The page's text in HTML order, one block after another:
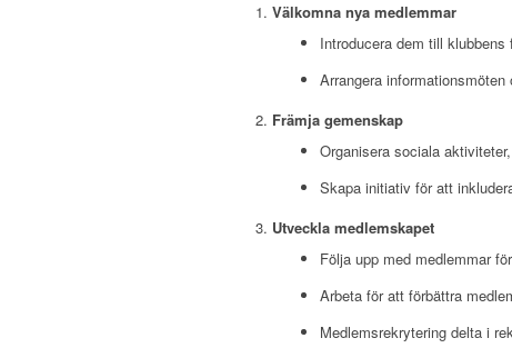
Välkomna nya medlemmar
Introducera dem till
Arrangera
Främja gemenskap
Organisera sociala
Skapa initiativ för att
Utveckla medlemskapet
Följa upp med medlemmar
Arbeta för att förbättra
Medlemsrekrytering delta i